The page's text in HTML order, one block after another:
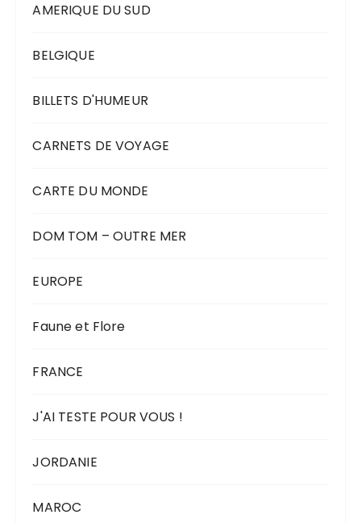
AMERIQUE DU SUD
BELGIQUE
BILLETS D'HUMEUR
CARNETS DE VOYAGE
CARTE DU MONDE
DOM TOM – OUTRE MER
EUROPE
Faune et Flore
FRANCE
J'AI TESTE POUR VOUS !
JORDANIE
MAROC